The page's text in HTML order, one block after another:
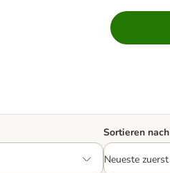
Sortieren nach